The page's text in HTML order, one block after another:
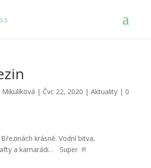
| Čvc 22, 2020 | Aktuality| 0
krásně. Vodní bitva,
a kamarádi… Super !!!